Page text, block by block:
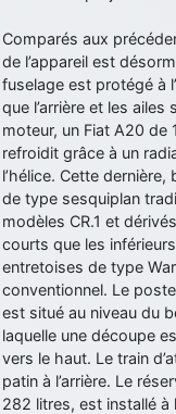
année!
jericho: Merci
et de bonnes fêtes de
d9pouces: Joyeux
d9pouces : mais tu
comme le Prytanée
d9pouces: C'est plutôt
scientifique, tu as donc
yaellerigolow : bonjour
passionnée par
le lycée pour s'orienter
d9pouces: lesquels,
mahmoud: bonsoir,
les photo des anciens
d9pouces: Ça me
Comparés aux
de l’appareil est
fuselage est protégé à
que l’arrière et les
moteur, un Fiat A20
refroidit grâce à un
l’hélice. Cette
de type sesquiplan
modèles CR.1 et
courts que les
entretoises de type
conventionnel. Le
est situé au niveau du
laquelle une découpe
vers le haut. Le train
patin à l’arrière. Le
282 litres, est installé